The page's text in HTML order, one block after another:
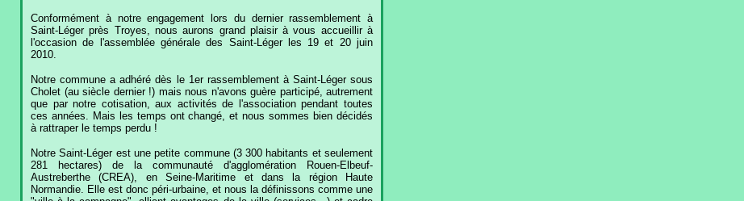
Conformément à notre engagement lors du dernier rassemblement à
Saint-Léger près Troyes, nous aurons grand plaisir à vous accueillir à
l'occasion de l'assemblée générale des Saint-Léger les 19 et 20 juin
2010.
Notre commune a adhéré dès le 1er rassemblement à Saint-Léger sous
Cholet (au siècle dernier !) mais nous n'avons guère participé, autrement
que par notre cotisation, aux activités de l'association pendant toutes
ces années. Mais les temps ont changé, et nous sommes bien décidés
à rattraper le temps perdu !
Notre Saint-Léger est une petite commune (3 300 habitants et seulement
281 hectares) de la communauté d'agglomération Rouen-Elbeuf-
Austreberthe (CREA), en Seine-Maritime et dans la région Haute
Normandie. Elle est donc péri-urbaine, et nous la définissons comme une